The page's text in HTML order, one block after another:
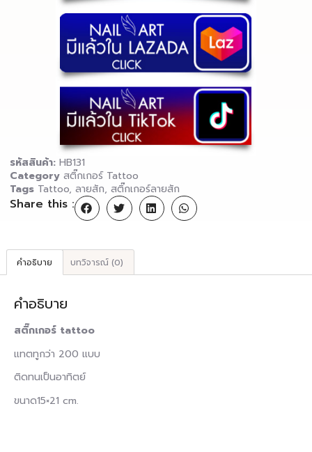
รหัสสินค้า: HB131
Category สติ๊กเกอร์ Tattoo
Tags Tattoo, ลายสัก, สติ๊กเกอร์ลายสัก
Share this :
คำอธิบาย บทวิจารณ์ (0)
คำอธิบาย
สติ๊กเกอร์ tattoo
แทตทูกว่า 200 แบบ
ติดทนเป็นอาทิตย์
ขนาด15×21 cm.